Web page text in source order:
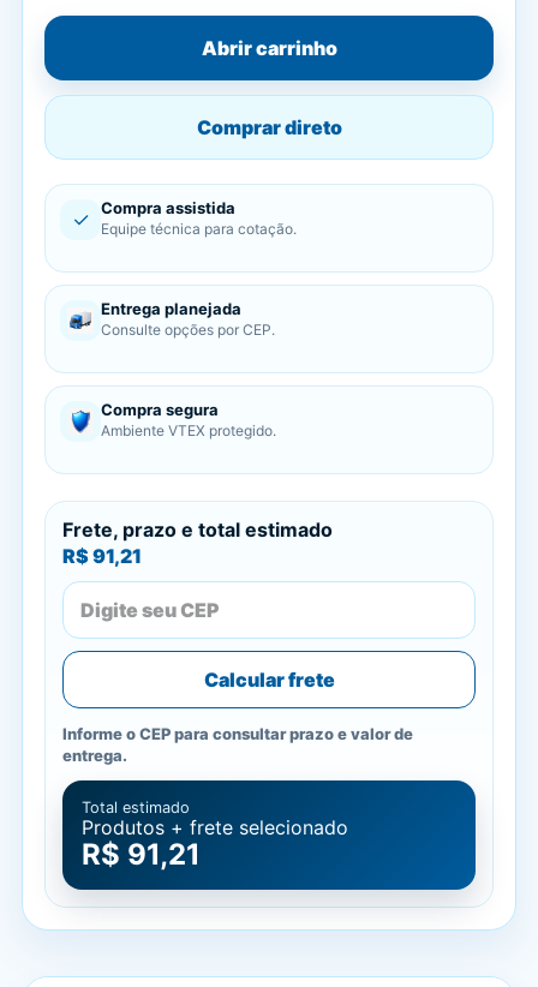
Abrir carrinho
Comprar direto
✓ Compra assistida
Equipe técnica para cotação.
Entrega planejada
Consulte opções por CEP.
Compra segura
Ambiente VTEX protegido.
Frete, prazo e total estimado
R$ 91,21
Calcular frete
Informe o CEP para consultar prazo e valor de
entrega.
Total estimado
Produtos + frete selecionado
R$ 91,21